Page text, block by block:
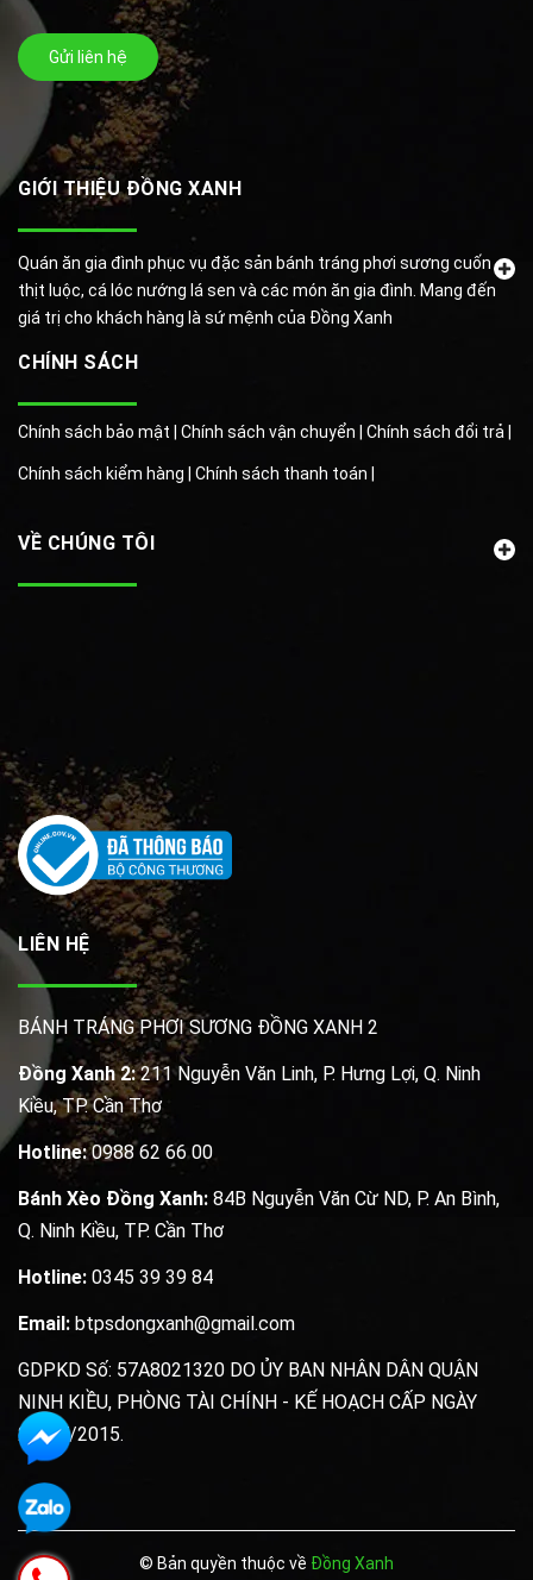
Gửi liên hệ
GIỚI THIỆU ĐỒNG XANH
Quán ăn gia đình phục vụ đặc sản bánh tráng phơi sương cuốn
thịt luộc, cá lóc nướng lá sen và các món ăn gia đình. Mang đến
giá trị cho khách hàng là sứ mệnh của Đồng Xanh
CHÍNH SÁCH
Chính sách bảo mật | Chính sách vận chuyển | Chính sách đổi trả |
Chính sách kiểm hàng | Chính sách thanh toán |
VỀ CHÚNG TÔI
LIÊN HỆ
BÁNH TRÁNG PHƠI SƯƠNG ĐỒNG XANH 2
Đồng Xanh 2:211 Nguyễn Văn Linh, P. Hưng Lợi, Q. Ninh
Kiều, TP. Cần Thơ
Hotline:0988 62 66 00
Bánh Xèo Đồng Xanh: 84B Nguyễn Văn Cừ ND, P. An Bình,
Q. Ninh Kiều, TP. Cần Thơ
Hotline: 0345 39 39 84
Email: btpsdongxanh@gmail.com
GDPKD Số: 57A8021320 DO ỦY BAN NHÂN DÂN QUẬN
NINH KIỀU, PHÒNG TÀI CHÍNH - KẾ HOẠCH CẤP NGÀY
20/07/2015.
© Bản quyền thuộc về Đồng Xanh